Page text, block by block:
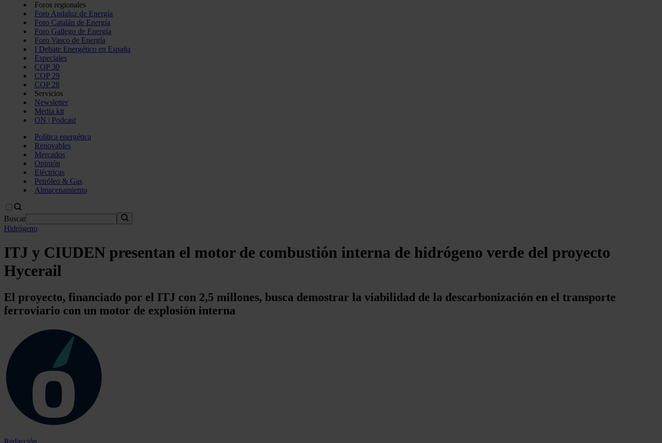
Foros regionales
Foro Andaluz de Energía
Foro Catalán de Energía
Foro Gallego de Energía
Foro Vasco de Energía
I Debate Energético en España
Especiales
COP 30
COP 29
COP 28
Servicios
Newsletter
Media kit
ON | Podcast
Política energética
Renovables
Mercados
Opinión
Eléctricas
Petróleo & Gas
Almacenamiento
Buscar
Hidrógeno
ITJ y CIUDEN presentan el motor de combustión interna de hidrógeno verde del proyecto
Hycerail
El proyecto, financiado por el ITJ con 2,5 millones, busca demostrar la viabilidad de la descarbonización en el transporte
ferroviario con un motor de explosión interna
Redacción